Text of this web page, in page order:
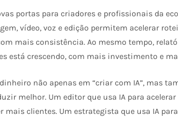
portas para criadores e profissionais da
vídeo, voz e edição permitem acelerar
mais consistência. Ao mesmo tempo,
está crescendo, com mais investimento e
não apenas em “criar com IA”, mas
melhor. Um editor que usa IA para acelerar
mais clientes. Um estrategista que usa IA